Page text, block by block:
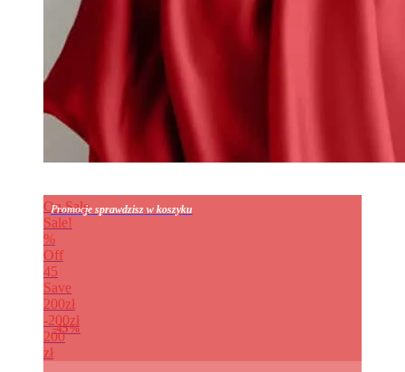
On Sale
Sale!
%
Off
45
Save
200zł
200zł
45%
200
zł
Promocje sprawdzisz w koszyku